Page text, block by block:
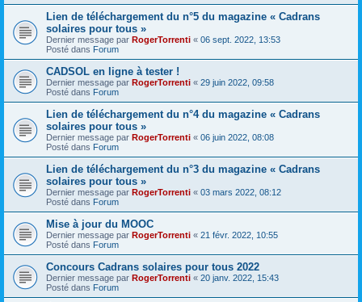
Lien de téléchargement du n°5 du magazine « Cadrans
solaires pour tous »
Dernier message par RogerTorrenti « 06 sept. 2022, 13:53
Posté dans Forum
CADSOL en ligne à tester !
Dernier message par RogerTorrenti « 29 juin 2022, 09:58
Posté dans Forum
Lien de téléchargement du n°4 du magazine « Cadrans
solaires pour tous »
Dernier message par RogerTorrenti « 06 juin 2022, 08:08
Posté dans Forum
Lien de téléchargement du n°3 du magazine « Cadrans
solaires pour tous »
Dernier message par RogerTorrenti « 03 mars 2022, 08:12
Posté dans Forum
Mise à jour du MOOC
Dernier message par RogerTorrenti « 21 févr. 2022, 10:55
Posté dans Forum
Concours Cadrans solaires pour tous 2022
Dernier message par RogerTorrenti « 20 janv. 2022, 15:43
Posté dans Forum